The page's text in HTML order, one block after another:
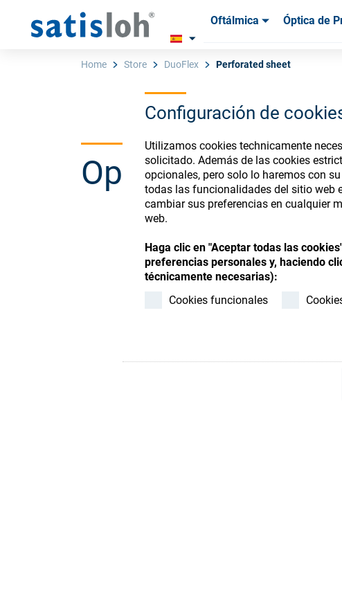
Configuración de
Utilizamos cookies technicamente
solicitado. Además de las cookies
opcionales, pero solo lo haremos con
todas las funcionalidades del sitio web
cambiar sus preferencias en cualquier
web.
Haga clic en "Aceptar todas las
preferencias personales y, haciendo
técnicamente necesarias):
Cookies funcionales
Oftálmica Óptica de
Home Store DuoFlex Perforated sheet
Ophthalmic
Register or Sign-in to